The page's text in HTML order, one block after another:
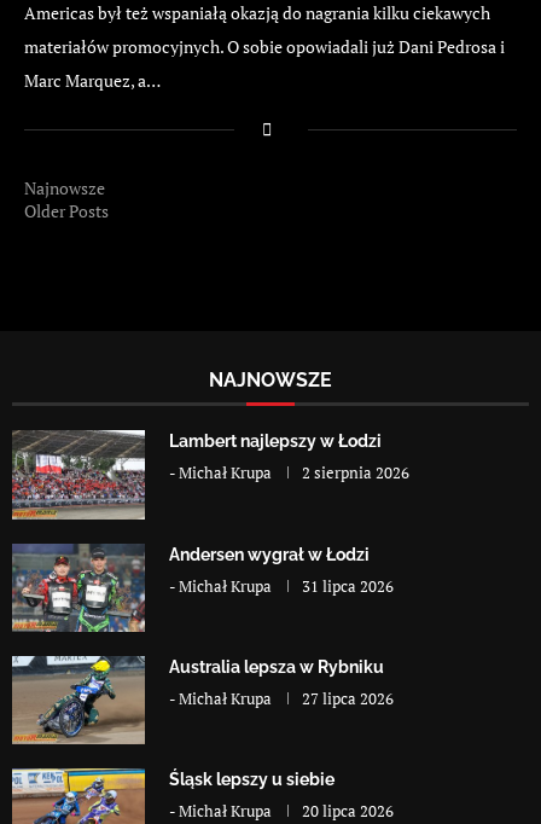
Americas był też wspaniałą okazją do nagrania kilku ciekawych
materiałów promocyjnych. O sobie opowiadali już Dani Pedrosa i
Marc Marquez, a…
Najnowsze
Older Posts
NAJNOWSZE
Lambert najlepszy w Łodzi
-Michał Krupa 2 sierpnia 2026
Andersen wygrał w Łodzi
-Michał Krupa 31 lipca 2026
Australia lepsza w Rybniku
-Michał Krupa 27 lipca 2026
Śląsk lepszy u siebie
-Michał Krupa 20 lipca 2026